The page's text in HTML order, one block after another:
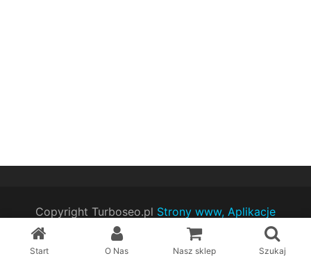
Copyright Turboseo.pl Strony www, Aplikacje
Start O Nas Nasz sklep Szukaj